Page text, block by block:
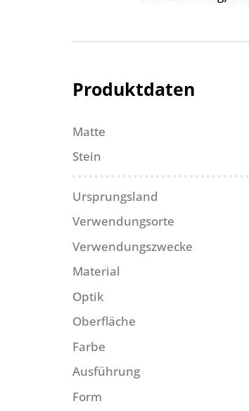
Produktdaten
Matte
Stein
Ursprungsland
Verwendungsorte
Verwendungszwecke
Material
Optik
Oberfläche
Farbe
Ausführung
Form